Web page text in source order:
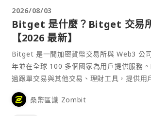
2026/08/03
Bitget 是什麼？Bitget 交易
【2026 最新】
Bitget 是一間加密貨幣交易所與 Web3 公
年並在全球 100 多個國家為用戶提供服務
過跟單交易與其他交易、理財工具，提供用
桑幣區識 Zombit